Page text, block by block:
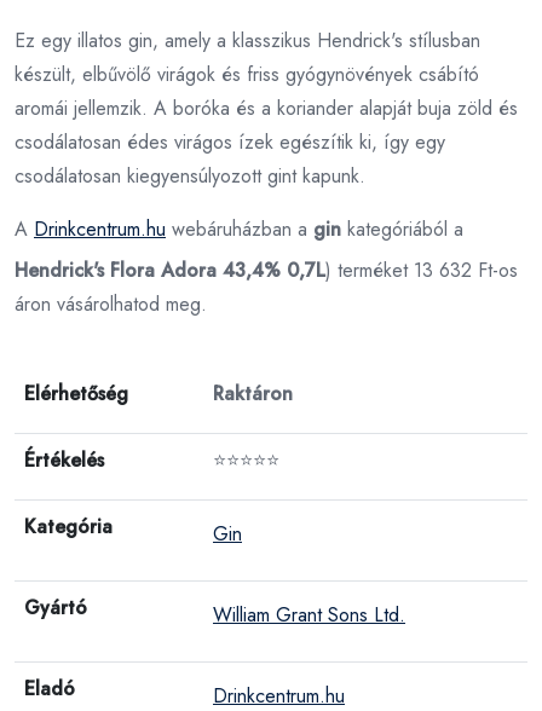
Ez egy illatos gin, amely a klasszikus Hendrick's stílusban
készült, elbűvölő virágok és friss gyógynövények csábító
aromái jellemzik. A boróka és a koriander alapját buja zöld és
csodálatosan édes virágos ízek egészítik ki, így egy
csodálatosan kiegyensúlyozott gint kapunk.
A Drinkcentrum.hu webáruházban a gin kategóriából a
Hendrick's Flora Adora 43,4% 0,7L) terméket 13 632 Ft-os
áron vásárolhatod meg.
Elérhetőség Raktáron
Értékelés ⭐⭐⭐⭐⭐
Kategória Gin
Gyártó William Grant Sons Ltd.
Eladó Drinkcentrum.hu